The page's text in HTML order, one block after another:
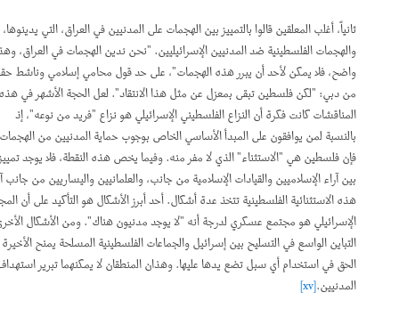
ثانياً، أغلب المعلقين قالوا بالتمييز بين الهجمات على المدنيين في العراق، التي يدينوها،
والهجمات الفلسطينية ضد المدنيين الإسرائيليين. "نحن ندين الهجمات في العراق، وهذا
واضح، فلا يمكن لأحد أن يبرر هذه الهجمات"، على حد قول محامي إسلامي وناشط حقوقي
من دبي: "لكن فلسطين تبقى بمعزل عن مثل هذا الانتقاد". لعل الحجة الأشهر في هذه
المناقشات كانت فكرة أن النزاع الفلسطيني الإسرائيلي هو نزاع "فريد من نوعه"، إذ
بالنسبة لمن يوافقون على المبدأ الأساسي الخاص بوجوب حماية المدنيين من الهجمات،
فإن فلسطين هي "الاستثناء" الذي لا مفر منه. وفيما يخص هذه النقطة، فلا يوجد تمييز
بين آراء الإسلاميين والقيادات الإسلامية من جانب، والعلمانيين واليساريين من جانب آخر.
هذه الاستثنائية الفلسطينية تتخذ عدة أشكال. أحد أبرز الأشكال هو التأكيد على أن المجتمع
الإسرائيلي هو مجتمع عسكري لدرجة أنه "لا يوجد مدنيون هناك". ومن الأشكال الأخرى أن
التباين الواسع في التسليح بين إسرائيل والجماعات الفلسطينية المسلحة يمنح الأخيرة
الحق في استخدام أي سبل تضع يدها عليها. وهذان المنطقان لا يمكنهما تبرير استهداف
المدنيين.[xv]